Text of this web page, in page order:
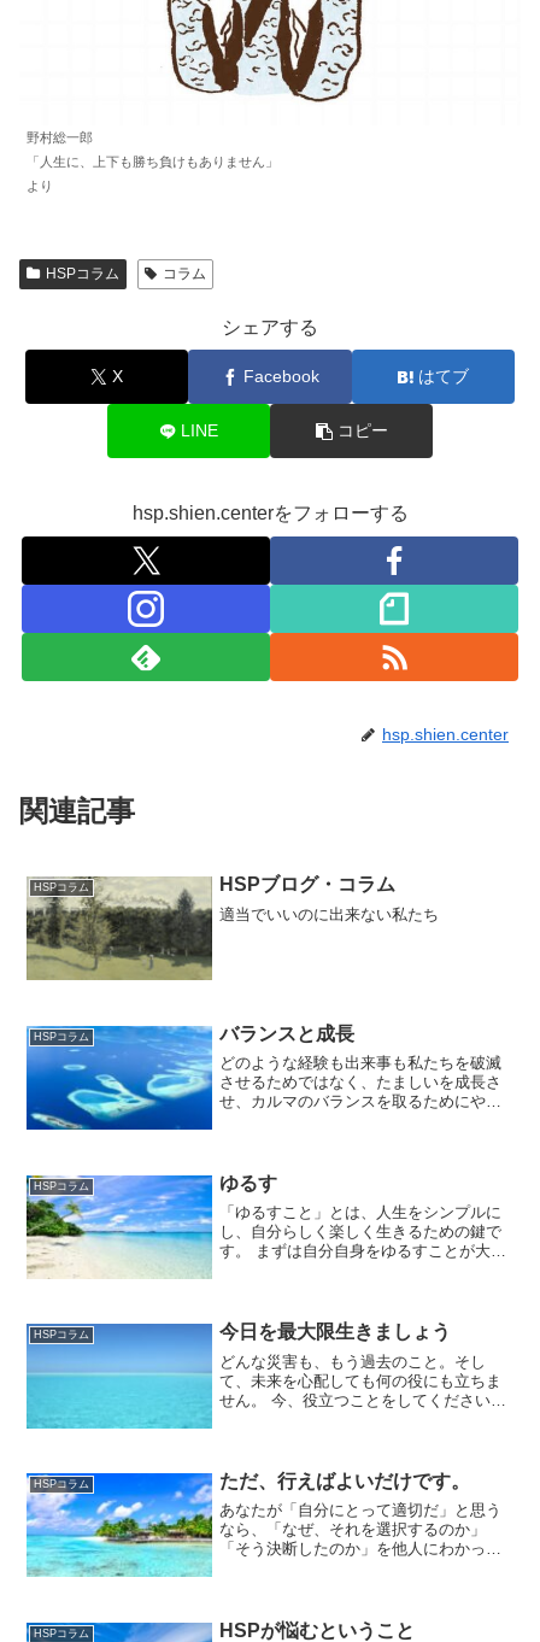
野村総一郎
「人生に、上下も勝ち負けもありません」
より
HSPコラム コラム
シェアする
X Facebook はてブ
LINE コピー
hsp.shien.centerをフォローする
hsp.shien.center
関連記事
HSPコラム HSPブログ・コラム
適当でいいのに出来ない私たち
HSPコラム バランスと成長
どのような経験も出来事も私たちを破滅
させるためではなく、たましいを成長さ
せ、カルマのバランスを取るためにやっ
ルフからの贈り物です。忘...
HSPコラム ゆるす
「ゆるすこと」とは、人生をシンプルに
し、自分らしく楽しく生きるための鍵で
す。 まずは自分自身をゆるすことが大切
ば、他人をゆるすこと...
HSPコラム 今日を最大限生きましょう
どんな災害も、もう過去のこと。そし
て、未来を心配しても何の役にも立ちま
せん。 今、役立つことをしてください。
同じように、ダメージを受...
HSPコラム ただ、行えばよいだけです。
あなたが「自分にとって適切だ」と思う
なら、「なぜ、それを選択するのか」
「そう決断したのか」を他人にわかって
HSPコラム HSPが悩むということ